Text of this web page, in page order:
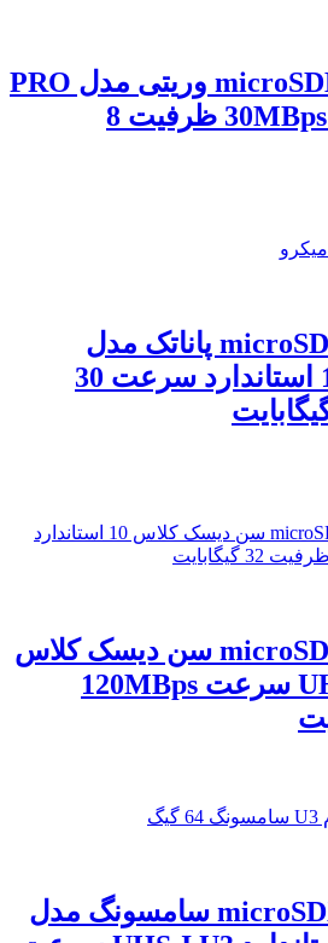
مموری کارت microSDHC وریتی مدل PRO
کلاس ۱۰ سرعت 30MBps ظرفیت 8
کارت حافظه microSDHC پاناتک مدل
extreme کلاس 10 استاندارد سرعت 30
کارت حافظه microSDHC سن دیسک کلاس
10 استاندارد UHS-I سرعت 120MBps
مموری کارت microSDXC سامسونگ مدل